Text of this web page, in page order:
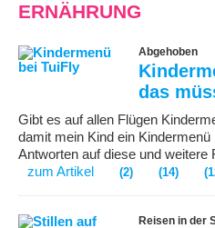
ERNÄHRUNG
Abgehoben
das
Gibt es auf allen Flügen
damit mein Kind ein
Antworten auf diese und weitere
zum Artikel
(2) (14)
Reisen in der